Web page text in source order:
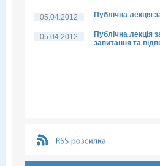
05.04.2012 Публічна лекція
05.04.2012
Публічна лекція
запитання та